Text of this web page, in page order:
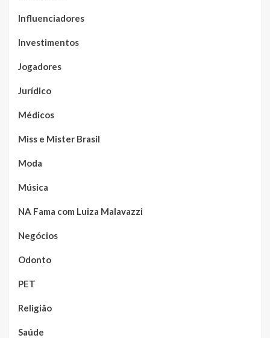
Influenciadores
Investimentos
Jogadores
Jurídico
Médicos
Miss e Mister Brasil
Moda
Música
NA Fama com Luiza Malavazzi
Negócios
Odonto
PET
Religião
Saúde